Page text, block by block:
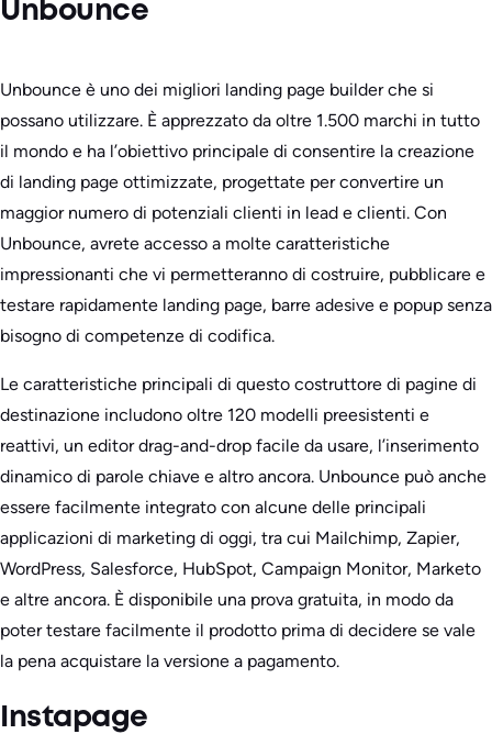
Unbounce
Unbounce è uno dei migliori landing page builder che si
possano utilizzare. È apprezzato da oltre 1.500 marchi in tutto
il mondo e ha l’obiettivo principale di consentire la creazione
di landing page ottimizzate, progettate per convertire un
maggior numero di potenziali clienti in lead e clienti. Con
Unbounce, avrete accesso a molte caratteristiche
impressionanti che vi permetteranno di costruire, pubblicare e
testare rapidamente landing page, barre adesive e popup senza
bisogno di competenze di codifica.
Le caratteristiche principali di questo costruttore di pagine di
destinazione includono oltre 120 modelli preesistenti e
reattivi, un editor drag-and-drop facile da usare, l’inserimento
dinamico di parole chiave e altro ancora. Unbounce può anche
essere facilmente integrato con alcune delle principali
applicazioni di marketing di oggi, tra cui Mailchimp, Zapier,
WordPress, Salesforce, HubSpot, Campaign Monitor, Marketo
e altre ancora. È disponibile una prova gratuita, in modo da
poter testare facilmente il prodotto prima di decidere se vale
la pena acquistare la versione a pagamento.
Instapage